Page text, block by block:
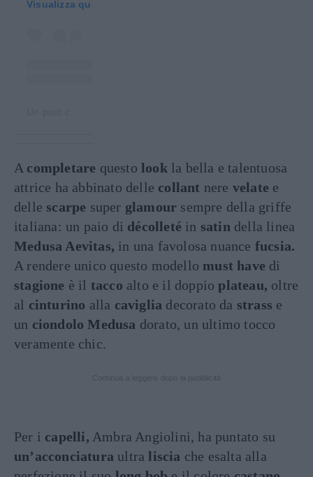
Visualizza questo post su Instagram
A completare questo look la bella e talentuosa
attrice ha abbinato delle collant nere velate e
delle scarpe super glamour sempre della griffe
italiana: un paio di décolleté in satin della linea
Medusa Aevitas, in una favolosa nuance fucsia.
A rendere unico questo modello must have di
stagione è il tacco alto e il doppioplateau, oltre
al cinturino alla caviglia decorato da strass e
un ciondolo Medusa dorato, un ultimo tocco
veramente chic.
Per i capelli, Ambra Angiolini, ha puntato su
un’acconciatura ultra liscia che esalta alla